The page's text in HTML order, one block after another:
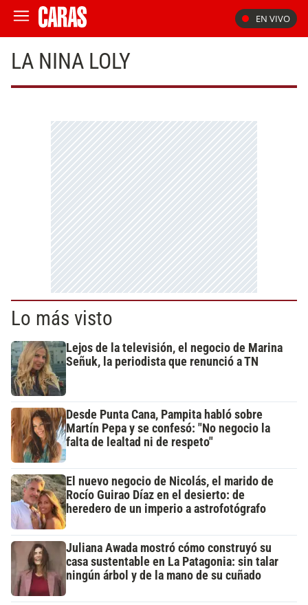
EN VIVO
LA NINA LOLY
Lo más visto
Lejos de la televisión, el negocio de Marina
Señuk, la periodista que renunció a TN
Desde Punta Cana, Pampita habló sobre
Martín Pepa y se confesó: "No negocio la
falta de lealtad ni de respeto"
El nuevo negocio de Nicolás, el marido de
Rocío Guirao Díaz en el desierto: de
heredero de un imperio a astrofotógrafo
Juliana Awada mostró cómo construyó su
casa sustentable en La Patagonia: sin talar
ningún árbol y de la mano de su cuñado